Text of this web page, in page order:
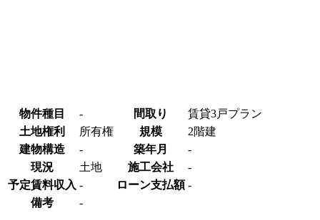
物件種目 - 間取り
賃貸3戸プラン
土地権利
所有権 規模
2階建
建物構造
- 築年月
-
現況
土地 施工会社
-
予定賃料収入 - ローン支払額 -
備考
-